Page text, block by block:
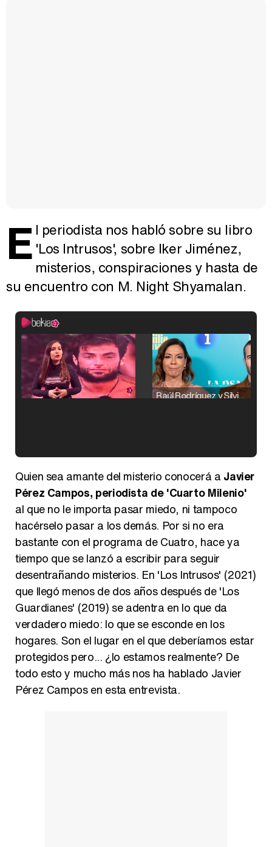
E l periodista nos habló sobre su libro
'Los Intrusos', sobre Iker Jiménez,
misterios, conspiraciones y hasta de
su encuentro con M. Night Shyamalan.
Raúl Rodríguez y Silvia Taulés nos cuentan su papel en 'La familia de la tele'
Belén Esteban: "Estoy emocionada, muy contenta y muy feliz por llegar a RTVE"
Quien sea amante del misterio conocerá a Javier
Pérez Campos, periodista de 'Cuarto Milenio'
al que no le importa pasar miedo, ni tampoco
hacérselo pasar a los demás. Por si no era
bastante con el programa de Cuatro, hace ya
tiempo que se lanzó a escribir para seguir
desentrañando misterios. En 'Los Intrusos' (2021)
que llegó menos de dos años después de 'Los
Guardianes' (2019) se adentra en lo que da
verdadero miedo: lo que se esconde en los
hogares. Son el lugar en el que deberíamos estar
protegidos pero... ¿lo estamos realmente? De
todo esto y mucho más nos ha hablado Javier
Pérez Campos en esta entrevista.